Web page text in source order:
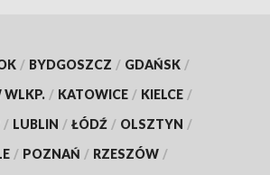
/ BYDGOSZCZ / GDAŃSK /
WLKP. / KATOWICE / KIELCE /
/ LUBLIN / ŁÓDŹ / OLSZTYN /
/ POZNAŃ / RZESZÓW /